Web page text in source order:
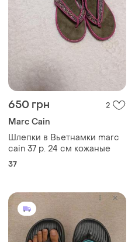
650 грн 2
Marc Cain
Шлепки в Вьетнамки marc
cain 37 р. 24 см кожаные
37